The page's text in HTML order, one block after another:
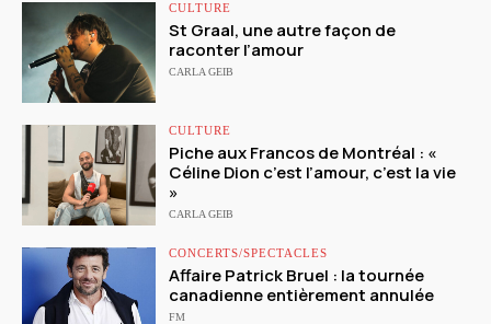
CULTURE
St Graal, une autre façon de
raconter l’amour
CARLA GEIB
CULTURE
Piche aux Francos de Montréal : «
Céline Dion c’est l’amour, c’est la vie
»
CARLA GEIB
CONCERTS/SPECTACLES
Affaire Patrick Bruel : la tournée
canadienne entièrement annulée
FM